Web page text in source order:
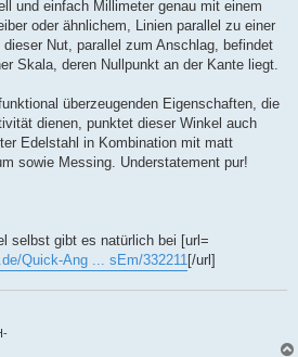
und einfach Millimeter genau mit einem
oder ähnlichem, Linien parallel zu einer
Nut, parallel zum Anschlag, befindet
Skala, deren Nullpunkt an der Kante liegt.
überzeugenden Eigenschaften, die
dienen, punktet dieser Winkel auch
Edelstahl in Kombination mit matt
sowie Messing. Understatement pur!
selbst gibt es natürlich bei [url=
Quick-Ang ... sEm/332211 [/url]